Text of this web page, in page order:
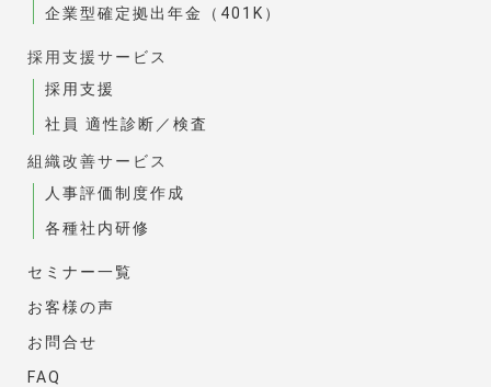
企業型確定拠出年金（401K）
採用支援サービス
採用支援
社員 適性診断／検査
組織改善サービス
人事評価制度作成
各種社内研修
セミナー一覧
お客様の声
お問合せ
FAQ